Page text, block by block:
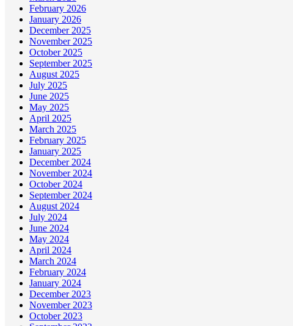
February 2026
January 2026
December 2025
November 2025
October 2025
September 2025
August 2025
July 2025
June 2025
May 2025
April 2025
March 2025
February 2025
January 2025
December 2024
November 2024
October 2024
September 2024
August 2024
July 2024
June 2024
May 2024
April 2024
March 2024
February 2024
January 2024
December 2023
November 2023
October 2023